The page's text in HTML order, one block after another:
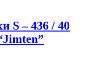
S – 436 / 40